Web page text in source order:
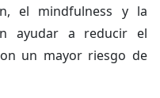
el mindfulness y la
ayudar a reducir el
un mayor riesgo de